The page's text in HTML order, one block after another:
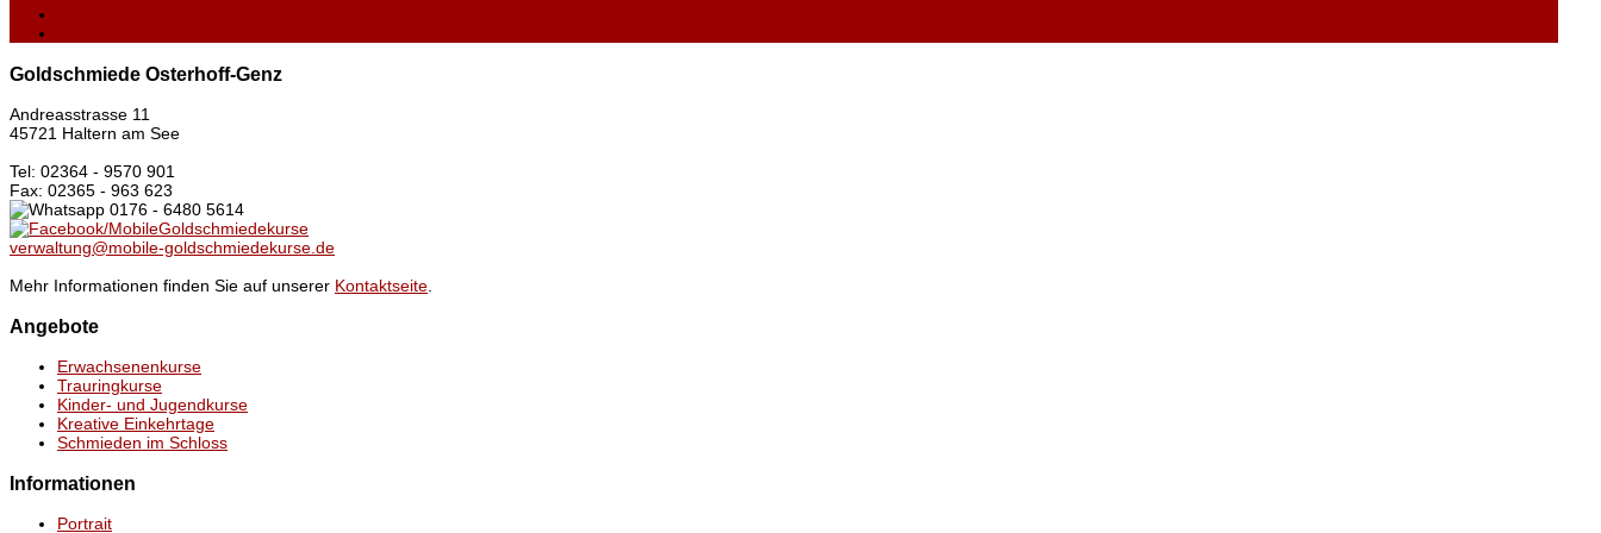
Goldschmiede Osterhoff-Genz
Andreasstrasse 11
45721 Haltern am See
Tel: 02364 - 9570 901
Fax: 02365 - 963 623
0176 - 6480 5614
/MobileGoldschmiedekurse
verwaltung@mobile-goldschmiedekurse.de
Mehr Informationen finden Sie auf unserer Kontaktseite
Angebote
Erwachsenenkurse
Trauringkurse
Kinder- und Jugendkurse
Kreative Einkehrtage
Schmieden im Schloss
Informationen
Portrait